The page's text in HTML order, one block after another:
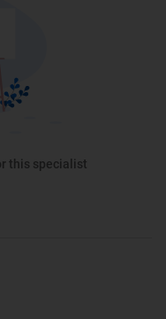
this specialist